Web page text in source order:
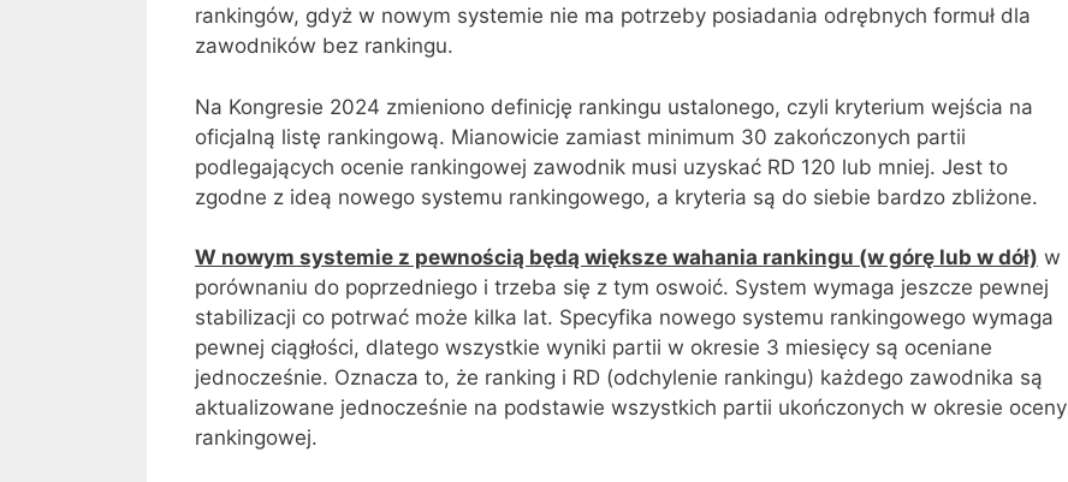
rankingów, gdyż w nowym systemie nie ma potrzeby posiadania odrębnych formuł dla
zawodników bez rankingu.
Na Kongresie 2024 zmieniono definicję rankingu ustalonego, czyli kryterium wejścia na
oficjalną listę rankingową. Mianowicie zamiast minimum 30 zakończonych partii
podlegających ocenie rankingowej zawodnik musi uzyskać RD 120 lub mniej. Jest to
zgodne z ideą nowego systemu rankingowego, a kryteria są do siebie bardzo zbliżone.
W nowym systemie z pewnością będą większe wahania rankingu (w górę lub w dół) w
porównaniu do poprzedniego i trzeba się z tym oswoić. System wymaga jeszcze pewnej
stabilizacji co potrwać może kilka lat. Specyfika nowego systemu rankingowego wymaga
pewnej ciągłości, dlatego wszystkie wyniki partii w okresie 3 miesięcy są oceniane
jednocześnie. Oznacza to, że ranking i RD (odchylenie rankingu) każdego zawodnika są
aktualizowane jednocześnie na podstawie wszystkich partii ukończonych w okresie oceny
rankingowej.